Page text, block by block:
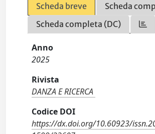
Scheda breve
Scheda
Scheda completa (DC)
Anno
2025
Rivista
DANZA E RICERCA
Codice DOI
https://dx.doi.org/10.60923/